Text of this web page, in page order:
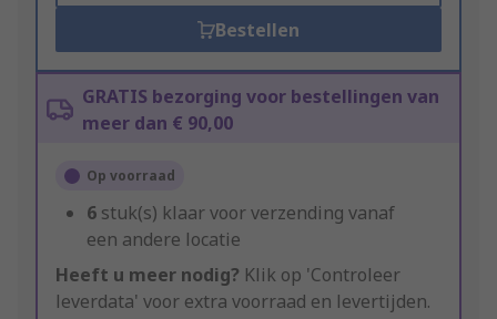
Bestellen
GRATIS bezorging voor bestellingen van
meer dan € 90,00
Op voorraad
6 stuk(s) klaar voor verzending vanaf
een andere locatie
Heeft u meer nodig? Klik op 'Controleer
leverdata' voor extra voorraad en levertijden.